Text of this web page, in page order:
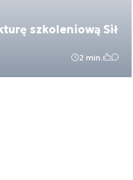
szkoleniową Sił
2 min.